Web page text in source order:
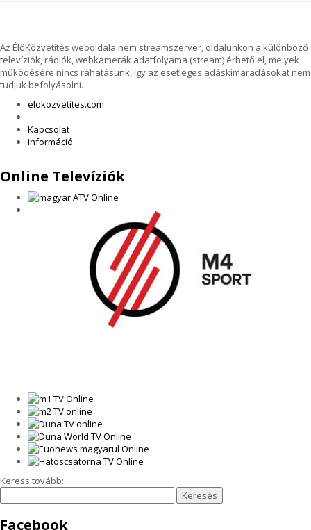
Az ÉlőKözvetítés weboldala nem streamszerver, oldalunkon a különböző
televíziók, rádiók, webkamerák adatfolyama (stream) érhető el, melyek
működésére nincs ráhatásunk, így az esetleges adáskimaradásokat nem
tudjuk befolyásolni.
elokozvetites.com
Kapcsolat
Információ
Online Televíziók
Keress tovább:
Facebook